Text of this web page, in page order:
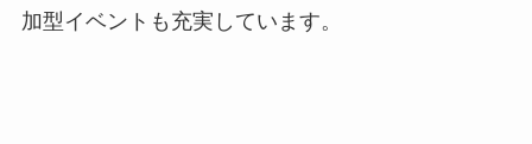
加型イベントも充実しています。